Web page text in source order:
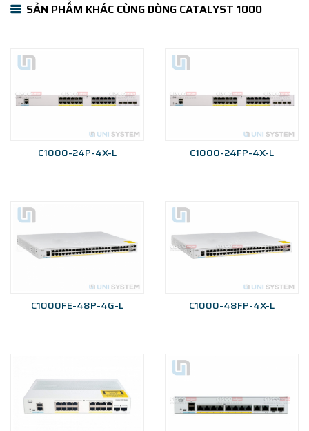
SẢN PHẨM KHÁC CÙNG DÒNG CATALYST 1000
C1000-24P-4X-L C1000-24FP-4X-L
C1000FE-48P-4G-L C1000-48FP-4X-L